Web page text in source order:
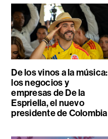
De los vinos a la música:
los negocios y
empresas de De la
Espriella, el nuevo
presidente de Colombia